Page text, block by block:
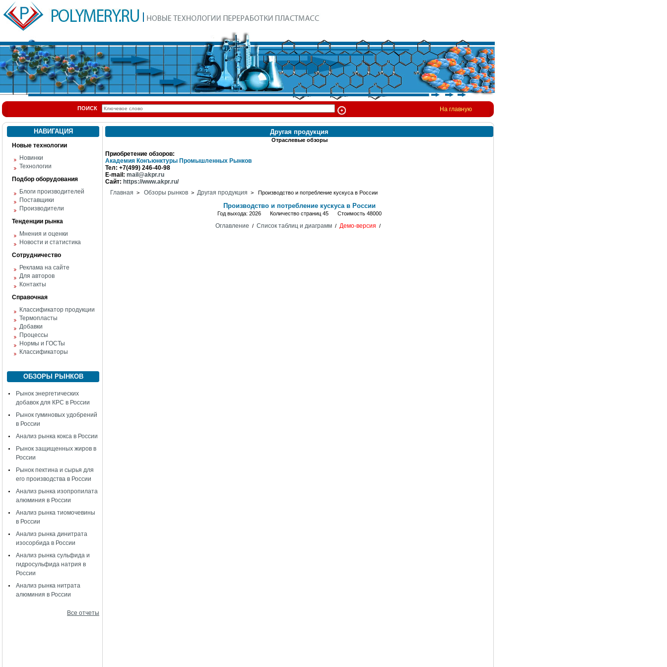
ПОИСК На главную
НАВИГАЦИЯ
Новые технологии
Новинки
Технологии
Подбор оборудования
Блоги производителей
Поставщики
Производители
Тенденции рынка
Мнения и оценки
Новости и статистика
Сотрудничество
Реклама на сайте
Для авторов
Контакты
Справочная
Классификатор продукции
Термопласты
Добавки
Процессы
Нормы и ГОСТы
Классификаторы
ОБЗОРЫ РЫНКОВ
Рынок энергетических
добавок для КРС в России
Рынок гуминовых удобрений
в России
Анализ рынка кокса в России
Рынок защищенных жиров в
России
Рынок пектина и сырья для
его производства в России
Анализ рынка изопропилата
алюминия в России
Анализ рынка тиомочевины
в России
Анализ рынка динитрата
изосорбида в России
Анализ рынка сульфида и
гидросульфида натрия в
России
Анализ рынка нитрата
алюминия в России
Все отчеты
Другая продукция
Отраслевые обзоры
Приобретение обзоров:
Академия Конъюнктуры Промышленных Рынков
Тел: +7(499) 246-40-98
E-mail: mail@akpr.ru
Сайт: https://www.akpr.ru/
Главная > Обзоры рынков > Другая продукция > Производство и потребление кускуса в России
Производство и потребление кускуса в России
Год выхода: 2026 Количество страниц 45 Стоимость 48000
Оглавление / Список таблиц и диаграмм/ Демо-версия /